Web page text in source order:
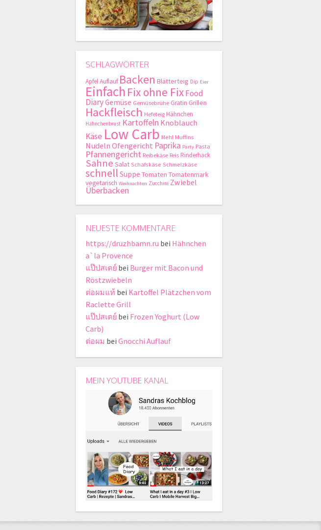
SCHLAGWÖRTER
ApfelAuflauf Backen Blätterteig Dip Eier
Einfach Fix ohne FixFood
DiaryGemüse Gemüsebrühe Gratin Grillen
Hackfleisch Hefeteig Hähnchen
Hähnchenbrust Kartoffeln Knoblauch
Käse Low Carb Mehl Muffins
NudelnOfengericht Paprika Party Pasta
Pfannengericht Reibekäse Reis Rinderhack
Sahne Salat Schafskäse Schmelzkäse
schnell Suppe Tomaten Tomatenmark
vegetarisch Weihnachten Zucchini Zwiebel
Überbacken
NEUESTE KOMMENTARE
https://druzhbamn.ru bei Hähnchen
a`la Provence
แป๊ปสเตย์ bei Burger mit Bacon und
Röstzwiebeln
ต่อผมแท้ bei Kartoffel Plätzchen vom
Raclette Grill
แป๊ปสเตย์ bei Frozen Yoghurt (Low
Carb)
ต่อผม bei Gnocchi Auflauf
MEIN YOUTUBE KANAL